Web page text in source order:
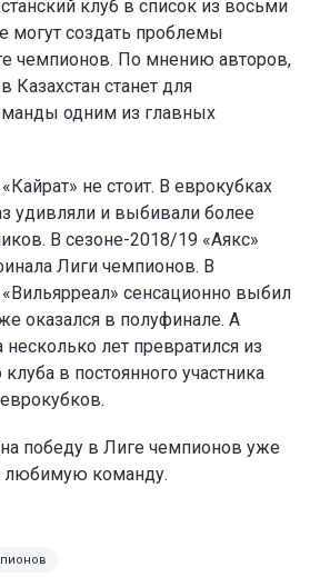
клуб в список из восьми
могут создать проблемы
чемпионов. По мнению авторов,
Казахстан станет для
одним из главных
не стоит. В еврокубках
удивляли и выбивали более
В сезоне-2018/19 «Аякс»
Лиги чемпионов. В
сенсационно выбил
оказался в полуфинале. А
несколько лет превратился из
в постоянного участника
на победу в Лиге чемпионов уже
команду.